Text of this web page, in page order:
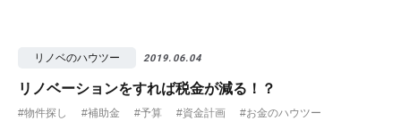
リノベのハウツー 2019.06.04
リノベーションをすれば税金が減る！？
#物件探し #補助金 #予算 #資金計画
#お金のハウツー